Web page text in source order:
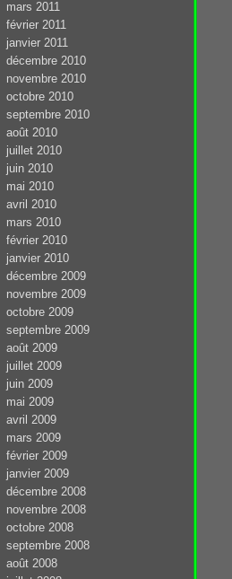
mars 2011
février 2011
janvier 2011
décembre 2010
novembre 2010
octobre 2010
septembre 2010
août 2010
juillet 2010
juin 2010
mai 2010
avril 2010
mars 2010
février 2010
janvier 2010
décembre 2009
novembre 2009
octobre 2009
septembre 2009
août 2009
juillet 2009
juin 2009
mai 2009
avril 2009
mars 2009
février 2009
janvier 2009
décembre 2008
novembre 2008
octobre 2008
septembre 2008
août 2008